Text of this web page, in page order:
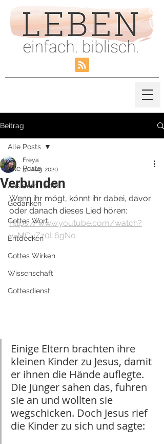
Beitrag
Alle Posts
Aus dem Leben
Gedanken
Gottes Wort
Entdecken
Gottes Wirken
Wissenschaft
Gottesdienst
Alle Posts
Verbunden
Freya
31. Aug. 2020
Wenn ihr mögt, könnt ihr dabei, davor
oder danach dieses Lied hören:
https://www.youtube.com/watch?
v=MCuZz0L6gNo
Einige Eltern brachten ihre
kleinen Kinder zu Jesus, damit
er ihnen die Hände auflegte.
Die Jünger sahen das, fuhren
sie an und wollten sie
wegschicken. Doch Jesus rief
die Kinder zu sich und sagte: